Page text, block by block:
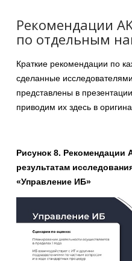
Рекомендации
по отдельным
Краткие рекомендации по
сделанные
представлены в
приводим их здесь в
Рисунок 8. Рекомендации
результатам
«Управление ИБ»